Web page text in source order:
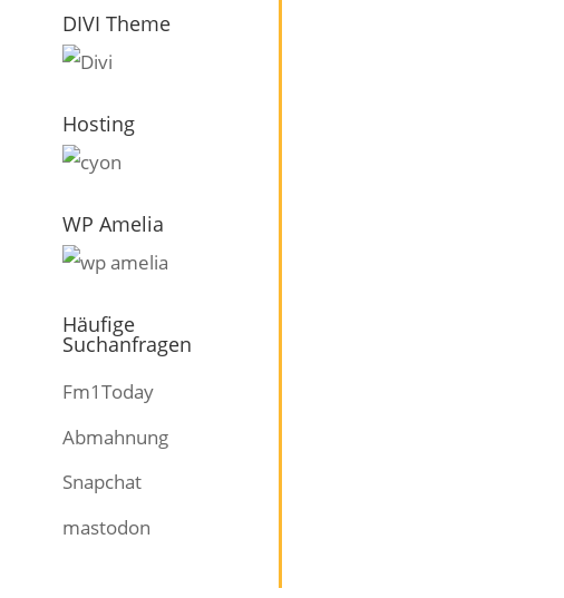
DIVI Theme
Hosting
WP Amelia
Häufige
Suchanfragen
Fm1Today
Abmahnung
Snapchat
mastodon